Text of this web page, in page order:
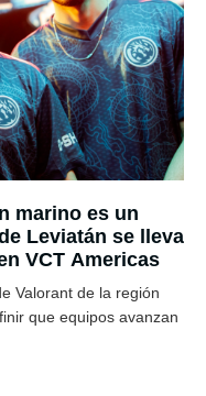
marino es un
Leviatán se lleva
VCT Americas
Valorant de la región
que equipos avanzan